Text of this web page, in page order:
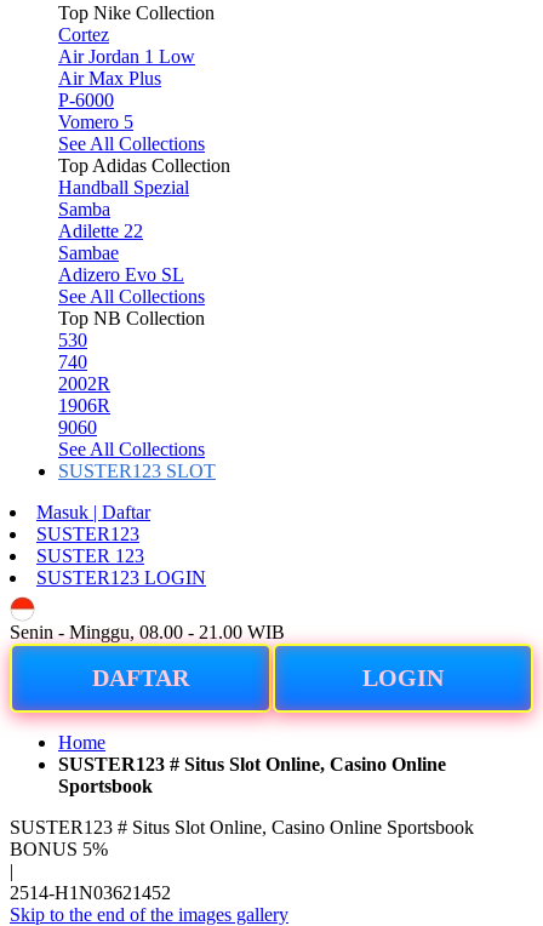
Top Nike Collection
Cortez
Air Jordan 1 Low
Air Max Plus
P-6000
Vomero 5
See All Collections
Top Adidas Collection
Handball Spezial
Samba
Adilette 22
Sambae
Adizero Evo SL
See All Collections
Top NB Collection
530
740
2002R
1906R
9060
See All Collections
SUSTER123 SLOT
Masuk | Daftar
SUSTER123
SUSTER 123
SUSTER123 LOGIN
Senin - Minggu, 08.00 - 21.00 WIB
DAFTAR LOGIN
Home
SUSTER123 # Situs Slot Online, Casino Online
Sportsbook
SUSTER123 # Situs Slot Online, Casino Online Sportsbook
BONUS 5%
|
2514-H1N03621452
Skip to the end of the images gallery